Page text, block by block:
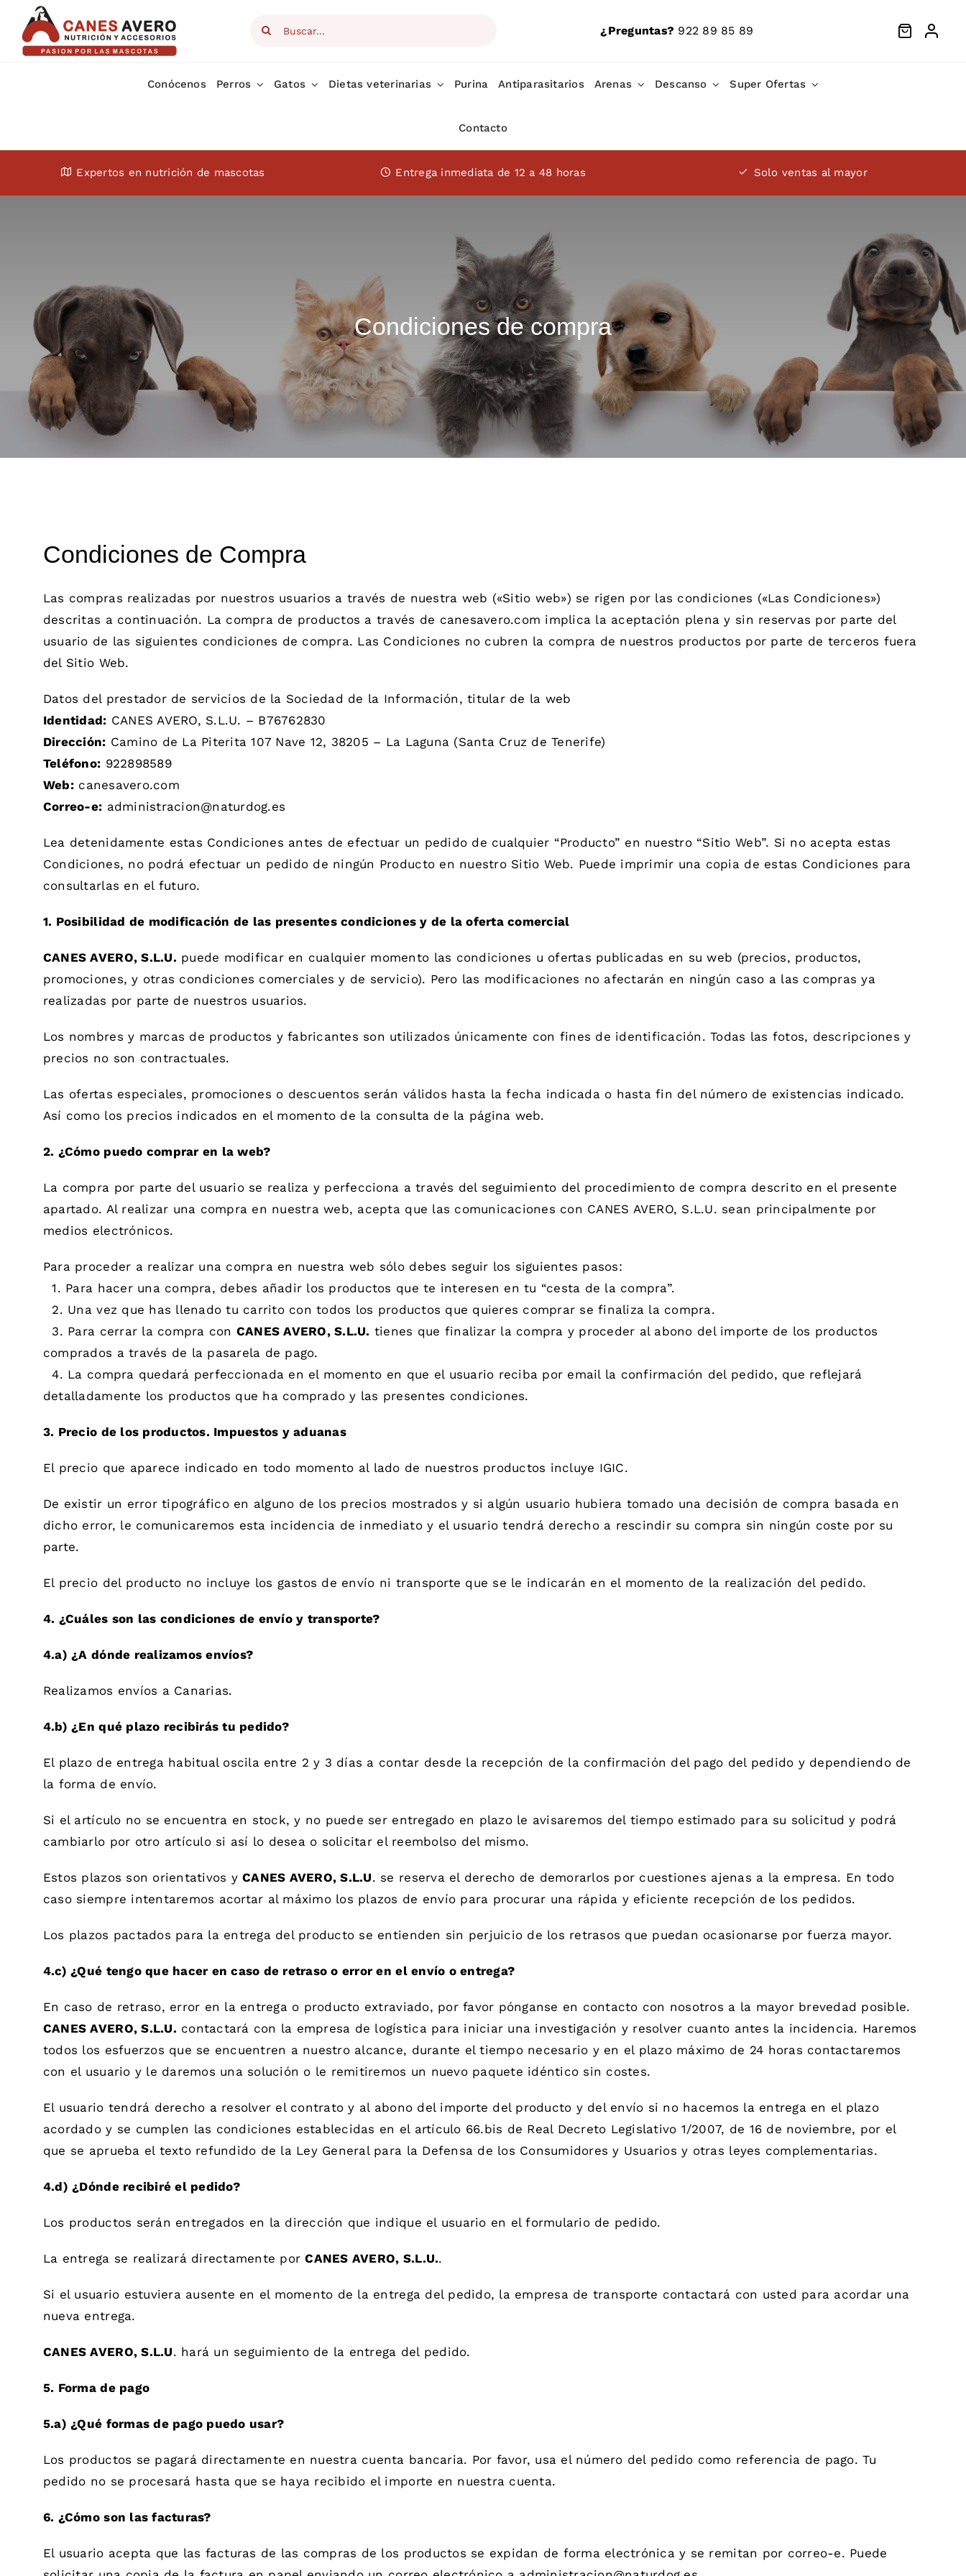
content
Search
¿Preguntas? 922 89 85 89
Conócenos Perros Gatos Dietas veterinarias Purina Antiparasitarios Arenas Descanso Super Ofertas
Contacto
Expertos en nutrición de mascotas Entrega inmediata de 12 a 48 horas Solo ventas al mayor
Condiciones de compra
Condiciones de Compra
Las compras realizadas por nuestros usuarios a través de nuestra web («Sitio web») se rigen por las condiciones («Las Condiciones»)
descritas a continuación. La compra de productos a través de canesavero.com implica la aceptación plena y sin reservas por parte del
usuario de las siguientes condiciones de compra. Las Condiciones no cubren la compra de nuestros productos por parte de terceros fuera
del Sitio Web.
Datos del prestador de servicios de la Sociedad de la Información, titular de la web
Identidad: CANES AVERO, S.L.U. – B76762830
Dirección: Camino de La Piterita 107 Nave 12, 38205 – La Laguna (Santa Cruz de Tenerife)
Teléfono: 922898589
Web: canesavero.com
Correo-e: administracion@naturdog.es
Lea detenidamente estas Condiciones antes de efectuar un pedido de cualquier “Producto” en nuestro “Sitio Web”. Si no acepta estas
Condiciones, no podrá efectuar un pedido de ningún Producto en nuestro Sitio Web. Puede imprimir una copia de estas Condiciones para
consultarlas en el futuro.
1. Posibilidad de modificación de las presentes condiciones y de la oferta comercial
CANES AVERO, S.L.U.puede modificar en cualquier momento las condiciones u ofertas publicadas en su web (precios, productos,
promociones, y otras condiciones comerciales y de servicio). Pero las modificaciones no afectarán en ningún caso a las compras ya
realizadas por parte de nuestros usuarios.
Los nombres y marcas de productos y fabricantes son utilizados únicamente con fines de identificación. Todas las fotos, descripciones y
precios no son contractuales.
Las ofertas especiales, promociones o descuentos serán válidos hasta la fecha indicada o hasta fin del número de existencias indicado.
Así como los precios indicados en el momento de la consulta de la página web.
2. ¿Cómo puedo comprar en la web?
La compra por parte del usuario se realiza y perfecciona a través del seguimiento del procedimiento de compra descrito en el presente
apartado. Al realizar una compra en nuestra web, acepta que las comunicaciones con CANES AVERO, S.L.U. sean principalmente por
medios electrónicos.
Para proceder a realizar una compra en nuestra web sólo debes seguir los siguientes pasos:
1. Para hacer una compra, debes añadir los productos que te interesen en tu “cesta de la compra”.
2. Una vez que has llenado tu carrito con todos los productos que quieres comprar se finaliza la compra.
3. Para cerrar la compra con CANES AVERO, S.L.U. tienes que finalizar la compra y proceder al abono del importe de los productos
comprados a través de la pasarela de pago.
4. La compra quedará perfeccionada en el momento en que el usuario reciba por email la confirmación del pedido, que reflejará
detalladamente los productos que ha comprado y las presentes condiciones.
3. Precio de los productos. Impuestos y aduanas
El precio que aparece indicado en todo momento al lado de nuestros productos incluye IGIC.
De existir un error tipográfico en alguno de los precios mostrados y si algún usuario hubiera tomado una decisión de compra basada en
dicho error, le comunicaremos esta incidencia de inmediato y el usuario tendrá derecho a rescindir su compra sin ningún coste por su
parte.
El precio del producto no incluye los gastos de envío ni transporte que se le indicarán en el momento de la realización del pedido.
4. ¿Cuáles son las condiciones de envío y transporte?
4.a) ¿A dónde realizamos envíos?
Realizamos envíos a Canarias.
4.b) ¿En qué plazo recibirás tu pedido?
El plazo de entrega habitual oscila entre 2 y 3 días a contar desde la recepción de la confirmación del pago del pedido y dependiendo de
la forma de envío.
Si el artículo no se encuentra en stock, y no puede ser entregado en plazo le avisaremos del tiempo estimado para su solicitud y podrá
cambiarlo por otro artículo si así lo desea o solicitar el reembolso del mismo.
Estos plazos son orientativos yCANES AVERO, S.L.U. se reserva el derecho de demorarlos por cuestiones ajenas a la empresa. En todo
caso siempre intentaremos acortar al máximo los plazos de envío para procurar una rápida y eficiente recepción de los pedidos.
Los plazos pactados para la entrega del producto se entienden sin perjuicio de los retrasos que puedan ocasionarse por fuerza mayor.
4.c) ¿Qué tengo que hacer en caso de retraso o error en el envío o entrega?
En caso de retraso, error en la entrega o producto extraviado, por favor pónganse en contacto con nosotros a la mayor brevedad posible.
CANES AVERO, S.L.U.contactará con la empresa de logística para iniciar una investigación y resolver cuanto antes la incidencia. Haremos
todos los esfuerzos que se encuentren a nuestro alcance, durante el tiempo necesario y en el plazo máximo de 24 horas contactaremos
con el usuario y le daremos una solución o le remitiremos un nuevo paquete idéntico sin costes.
El usuario tendrá derecho a resolver el contrato y al abono del importe del producto y del envío si no hacemos la entrega en el plazo
acordado y se cumplen las condiciones establecidas en el artículo 66.bis de Real Decreto Legislativo 1/2007, de 16 de noviembre, por el
que se aprueba el texto refundido de la Ley General para la Defensa de los Consumidores y Usuarios y otras leyes complementarias.
4.d) ¿Dónde recibiré el pedido?
Los productos serán entregados en la dirección que indique el usuario en el formulario de pedido.
La entrega se realizará directamente porCANES AVERO, S.L.U..
Si el usuario estuviera ausente en el momento de la entrega del pedido, la empresa de transporte contactará con usted para acordar una
nueva entrega.
CANES AVERO, S.L.U. hará un seguimiento de la entrega del pedido.
5. Forma de pago
5.a) ¿Qué formas de pago puedo usar?
Los productos se pagará directamente en nuestra cuenta bancaria. Por favor, usa el número del pedido como referencia de pago. Tu
pedido no se procesará hasta que se haya recibido el importe en nuestra cuenta.
6. ¿Cómo son las facturas?
El usuario acepta que las facturas de las compras de los productos se expidan de forma electrónica y se remitan por correo-e. Puede